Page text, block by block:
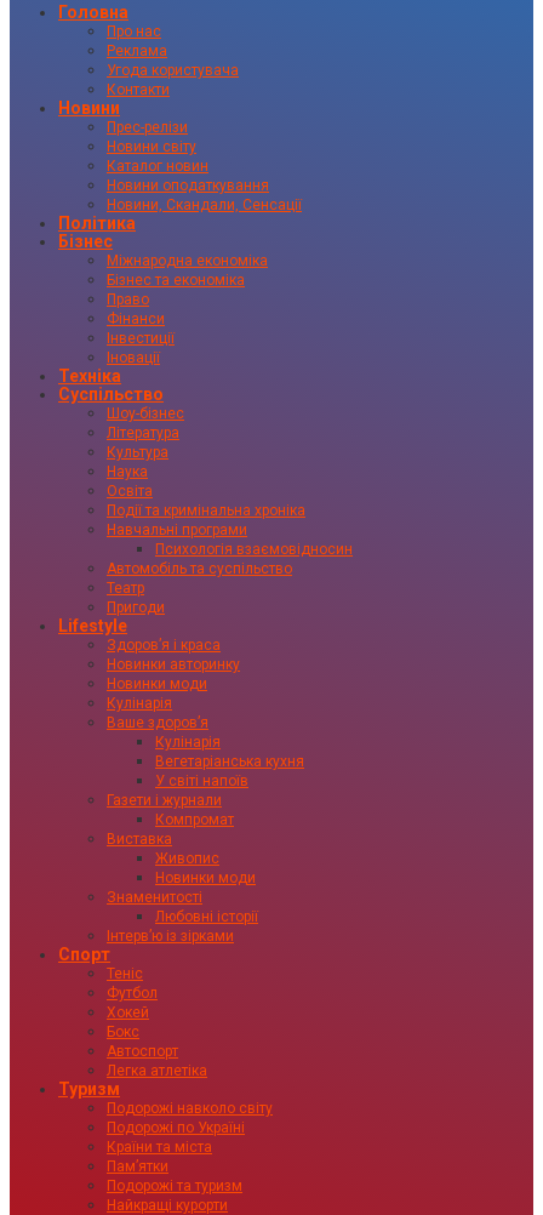
Головна
Про нас
Реклама
Угода користувача
Контакти
Новини
Прес-релізи
Новини світу
Каталог новин
Новини оподаткування
Новини, Скандали, Сенсації
Політика
Бізнес
Міжнародна економіка
Бізнес та економіка
Право
Фінанси
Інвестиції
Іновації
Техніка
Суспільство
Шоу-бізнес
Література
Культура
Наука
Освіта
Події та кримінальна хроніка
Навчальні програми
Психологія взаємовідносин
Автомобіль та суспільство
Театр
Пригоди
Lifestyle
Здоровʼя і краса
Новинки авторинку
Новинки моди
Кулінарія
Ваше здоровʼя
Кулінарія
Вегетаріанська кухня
У світі напоїв
Газети і журнали
Компромат
Виставка
Живопис
Новинки моди
Знаменитості
Любовні історії
Інтервʼю із зірками
Спорт
Теніс
Футбол
Хокей
Бокс
Автоспорт
Легка атлетіка
Туризм
Подорожі навколо світу
Подорожі по Україні
Країни та міста
Пам’ятки
Подорожі та туризм
Найкращі курорти